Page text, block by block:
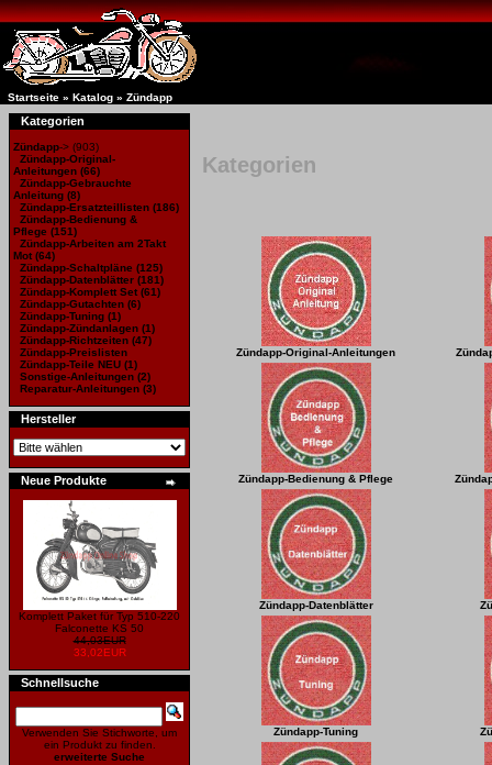
Startseite » Katalog » Zündapp
Kategorien
Zündapp-> (903)
Zündapp-Original-
Anleitungen (66)
Zündapp-Gebrauchte
Anleitung (8)
Zündapp-Ersatzteillisten (186)
Zündapp-Bedienung &
Pflege (151)
Zündapp-Arbeiten am 2Takt
Mot (64)
Zündapp-Schaltpläne (125)
Zündapp-Datenblätter (181)
Zündapp-Komplett Set (61)
Zündapp-Gutachten (6)
Zündapp-Tuning (1)
Zündapp-Zündanlagen (1)
Zündapp-Richtzeiten (47)
Zündapp-Preislisten
Zündapp-Teile NEU (1)
Sonstige-Anleitungen (2)
Reparatur-Anleitungen (3)
Hersteller
Neue Produkte
Komplett Paket für Typ 510-220
Falconette KS 50
44,03EUR
33,02EUR
Schnellsuche
Verwenden Sie Stichworte, um
ein Produkt zu finden.
erweiterte Suche
Kategorien
Zündapp-Original-Anleitungen
Zündapp-Bedienung & Pflege
Zündapp-Datenblätter
Zündapp-Tuning